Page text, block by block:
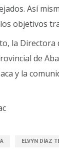
Así
objetivos
la Directora
de
y la
ELVYN DÍAZ